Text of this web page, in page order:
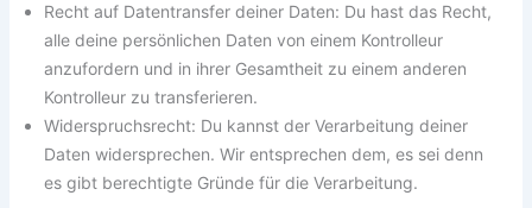
Recht auf Datentransfer deiner Daten: Du hast das Recht,
alle deine persönlichen Daten von einem Kontrolleur
anzufordern und in ihrer Gesamtheit zu einem anderen
Kontrolleur zu transferieren.
Widerspruchsrecht: Du kannst der Verarbeitung deiner
Daten widersprechen. Wir entsprechen dem, es sei denn
es gibt berechtigte Gründe für die Verarbeitung.